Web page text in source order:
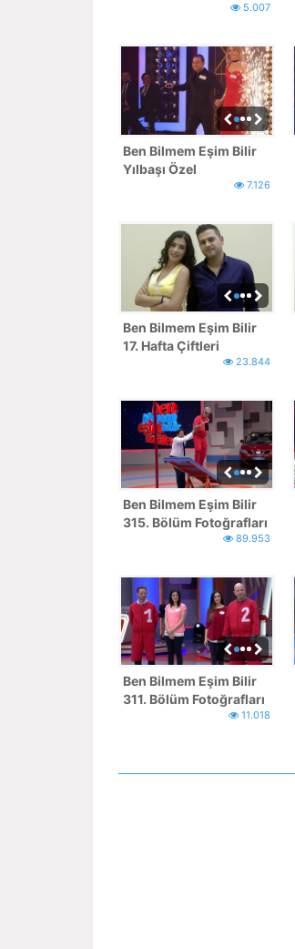
5.007
Ben Bilmem Eşim Bilir
Yılbaşı Özel
7.126
Ben Bilmem Eşim Bilir
17. Hafta Çiftleri
23.844
Ben Bilmem Eşim Bilir
315. Bölüm Fotoğrafları
89.953
Ben Bilmem Eşim Bilir
311. Bölüm Fotoğrafları
11.018